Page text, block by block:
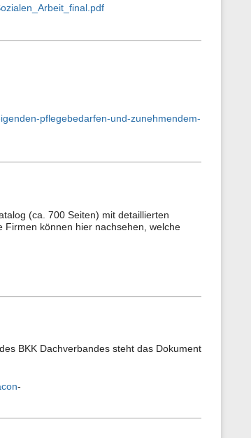
pflegebedarfen-und-zunehmendem-
(ca. 700 Seiten) mit detaillierten
Firmen können hier nachsehen, welche
BKK Dachverbandes steht das Dokument
-